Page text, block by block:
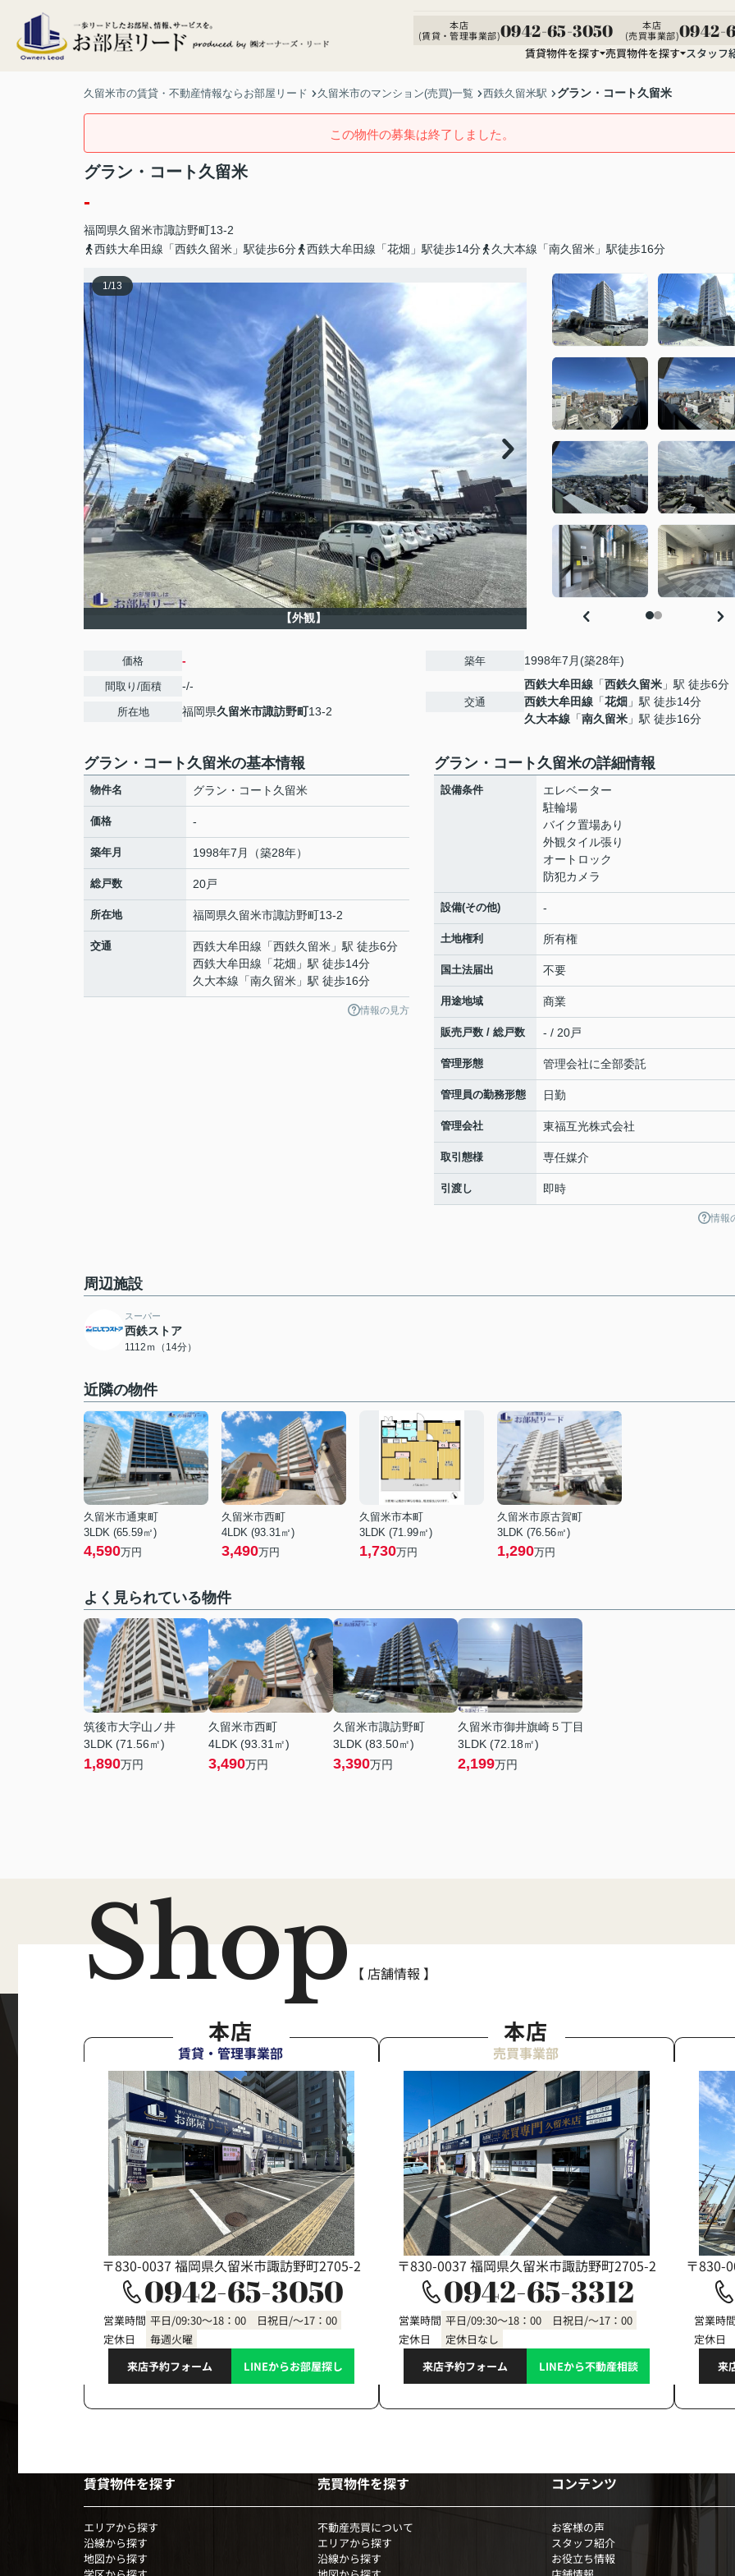
本店
(賃貸・管理事業部)0942-65-3050
本店
(売買事業部)0942-
賃貸物件を探す 売買物件を探す スタッフ
久留米市の賃貸・不動産情報ならお部屋リード 久留米市のマンション(売買)一覧 西鉄久留米駅 グラン・コート久留米
この物件の募集は終了しました。
グラン・コート久留米
-
福岡県久留米市諏訪野町13-2
西鉄大牟田線「西鉄久留米」駅徒歩6分
西鉄大牟田線「花畑」駅徒歩14分 久大本線「南久留米」駅徒歩16分
1/13
【外観】
価格 -
間取り/面積 -/-
所在地 福岡県久留米市諏訪野町13-2
築年 1998年7月(築28年)
交通
西鉄大牟田線 「西鉄久留米 」駅 徒歩6分
西鉄大牟田線 「花畑 」駅 徒歩14分
久大本線 「南久留米 」駅 徒歩16分
グラン・コート久留米の基本情報
物件名 グラン・コート久留米
価格 -
築年月 1998年7月（築28年）
総戸数 20戸
所在地 福岡県久留米市諏訪野町13-2
交通 西鉄大牟田線 「西鉄久留米 」駅 徒歩6分
西鉄大牟田線 「花畑 」駅 徒歩14分
久大本線 「南久留米 」駅 徒歩16分
情報の見方
グラン・コート久留米の詳細情報
設備条件
エレベーター
駐輪場
バイク置場あり
外観タイル張り
オートロック
防犯カメラ
設備(その他) -
土地権利 所有権
国土法届出 不要
用途地域 商業
販売戸数 / 総戸数 - / 20戸
管理形態 管理会社に全部委託
管理員の勤務形態 日勤
管理会社 東福互光株式会社
取引態様 専任媒介
引渡し 即時
情報
周辺施設
スーパー
西鉄ストア
1112ｍ（14分）
近隣の物件
久留米市通東町
3LDK (65.59㎡)
4,590万円
久留米市西町
4LDK (93.31㎡)
3,490万円
久留米市本町
3LDK (71.99㎡)
1,730万円
久留米市原古賀町
3LDK (76.56㎡)
1,290万円
よく見られている物件
筑後市大字山ノ井
3LDK (71.56㎡)
1,890万円
久留米市西町
4LDK (93.31㎡)
3,490万円
久留米市諏訪野町
3LDK (83.50㎡)
3,390万円
久留米市御井旗崎５丁目
3LDK (72.18㎡)
2,199万円
Shop 【 店舗情報 】
本店
賃貸・管理事業部
〒830-0037 福岡県久留米市諏訪野町2705-2
0942-65-3050
営業時間 平日/09:30～18：00 日祝日/～17：00
定休日
毎週火曜
来店予約フォーム
LINEからお部屋探し
本店
売買事業部
〒830-0037 福岡県久留米市諏訪野町2705-2
0942-65-3312
営業時間 平日/09:30～18：00 日祝日/～17：00
定休日
定休日なし
来店予約フォーム
LINEから不動産相談
〒830-
営業時
定休日
来
賃貸物件を探す
エリアから探す
沿線から探す
地図から探す
売買物件を探す
不動産売買について
エリアから探す
沿線から探す
コンテンツ
お客様の声
スタッフ紹介
お役立ち情報